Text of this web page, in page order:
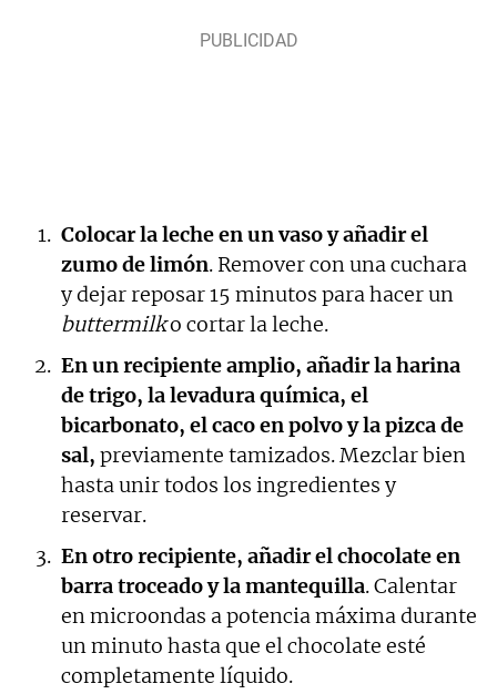
Colocar la leche en un vaso y añadir el
zumo de limón. Remover con una cuchara
y dejar reposar 15 minutos para hacer un
buttermilko cortar la leche.
En un recipiente amplio, añadir la harina
de trigo, la levadura química, el
bicarbonato, el caco en polvo y la pizca de
sal, previamente tamizados. Mezclar bien
hasta unir todos los ingredientes y
reservar.
En otro recipiente, añadir el chocolate en
barra troceado y la mantequilla. Calentar
en microondas a potencia máxima durante
un minuto hasta que el chocolate esté
completamente líquido.